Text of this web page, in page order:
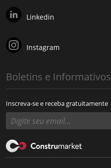
Linkedin
Instagram
Boletins e Informativos
Inscreva-se e receba gratuitamente